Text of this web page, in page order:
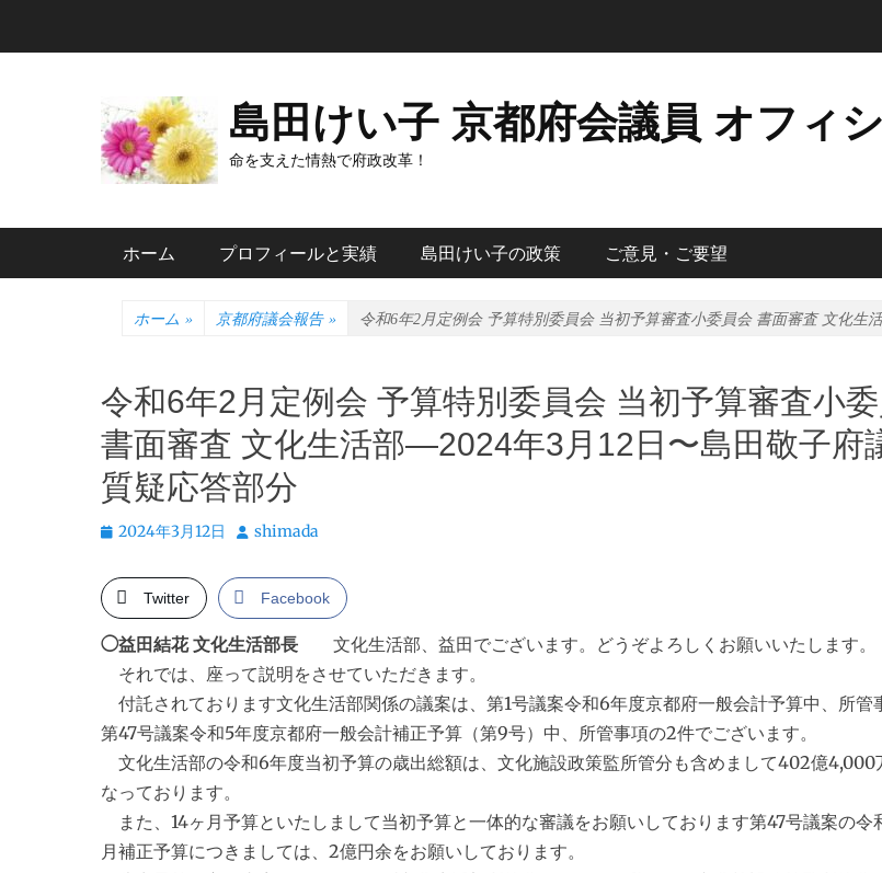
プ
島田けい子 京都府会議員 オフィ
命を支えた情熱で府政改革！
メインメニュー
ホーム プロフィールと実績 島田けい子の政策 ご意見・ご要望
ホーム » 京都府議会報告 » 令和6年2月定例会 予算特別委員会 当初予算審査小委員会 書面審査 文化生
令和6年2月定例会 予算特別委員会 当初予算審査小
書面審査 文化生活部―2024年3月12日〜島田敬子府
質疑応答部分
投
日
2024年3月12日
投
者
shimada
Twitter Facebook
◯益田結花 文化生活部長 文化生活部、益田でございます。どうぞよろしくお願いいたします。
それでは、座って説明をさせていただきます。
付託されております文化生活部関係の議案は、第1号議案令和6年度京都府一般会計予算中、所管
第47号議案令和5年度京都府一般会計補正予算（第9号）中、所管事項の2件でございます。
文化生活部の令和6年度当初予算の歳出総額は、文化施設政策監所管分も含めまして402億4,000
なっております。
また、14ヶ月予算といたしまして当初予算と一体的な審議をお願いしております第47号議案の令
月補正予算につきましては、2億円余をお願いしております。